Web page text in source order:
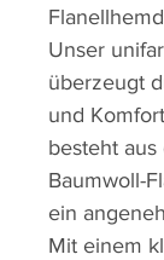
Unser
überzeugt
und
besteht
Baumwoll-
ein
Mit einem